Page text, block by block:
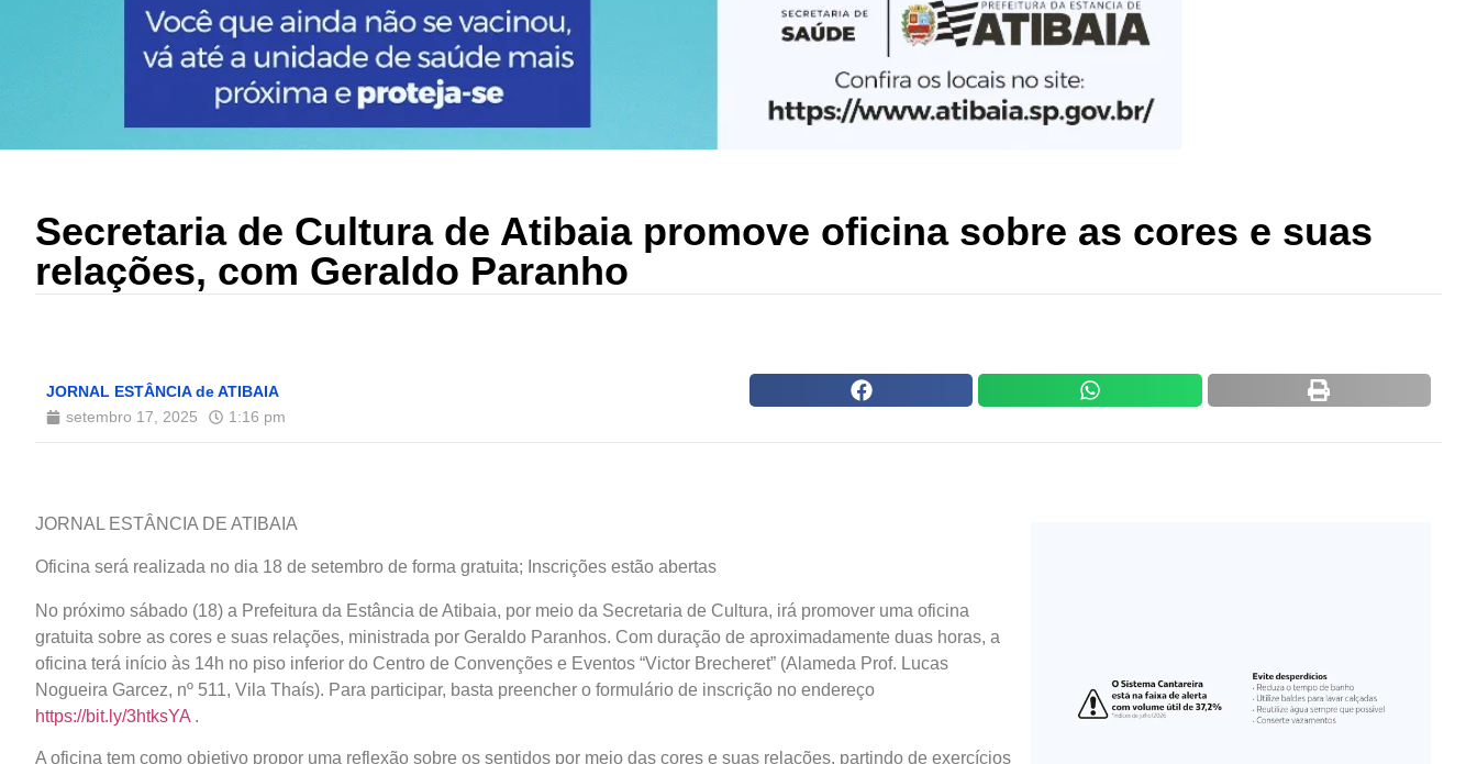
Secretaria de Cultura de Atibaia promove oficina sobre as cores e suas
relações, com Geraldo Paranho
JORNAL ESTÂNCIA de ATIBAIA
setembro 17, 2025
1:16 pm
JORNAL ESTÂNCIA DE ATIBAIA
Oficina será realizada no dia 18 de setembro de forma gratuita; Inscrições estão abertas
No próximo sábado (18) a Prefeitura da Estância de Atibaia, por meio da Secretaria de Cultura, irá promover uma oficina
gratuita sobre as cores e suas relações, ministrada por Geraldo Paranhos. Com duração de aproximadamente duas horas, a
oficina terá início às 14h no piso inferior do Centro de Convenções e Eventos “Victor Brecheret” (Alameda Prof. Lucas
Nogueira Garcez, nº 511, Vila Thaís). Para participar, basta preencher o formulário de inscrição no endereço
https://bit.ly/3htksYA .
A oficina tem como objetivo propor uma reflexão sobre os sentidos por meio das cores e suas relações, partindo de exercícios